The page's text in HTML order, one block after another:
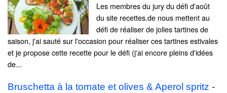
Les membres du jury du défi d'août
du site recettes.de nous mettent au
défi de réaliser de jolies tartines de
saison, j'ai sauté sur l'occasion pour réaliser ces tartines estivales
et je propose cette recette pour le défi (j'ai encore pleins d'idées
de...
Bruschetta à la tomate et olives & Aperol spritz -